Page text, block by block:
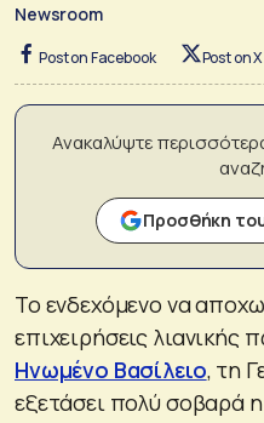
Newsroom
Post on Facebook Post on X
Ανακαλύψτε
Προσθήκη
Το ενδεχόμενο να
επιχειρήσεις λιανικής
Ηνωμένο Βασίλειο, τη
εξετάσει πολύ σοβαρά